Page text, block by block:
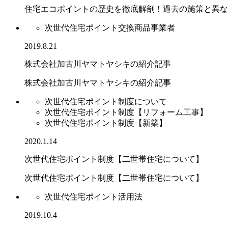
住宅エコポイントの歴史を徹底解剖！過去の施策と異
次世代住宅ポイント交換商品事業者
2019.8.21
株式会社加古川ヤマトヤシキの紹介記事
株式会社加古川ヤマトヤシキの紹介記事
次世代住宅ポイント制度について
次世代住宅ポイント制度【リフォーム工事】
次世代住宅ポイント制度【新築】
2020.1.14
次世代住宅ポイント制度【二世帯住宅について】
次世代住宅ポイント制度【二世帯住宅について】
次世代住宅ポイント活用法
2019.10.4